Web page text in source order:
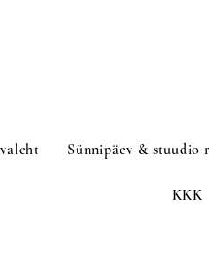
Sünnipäev & stuudio
KKK